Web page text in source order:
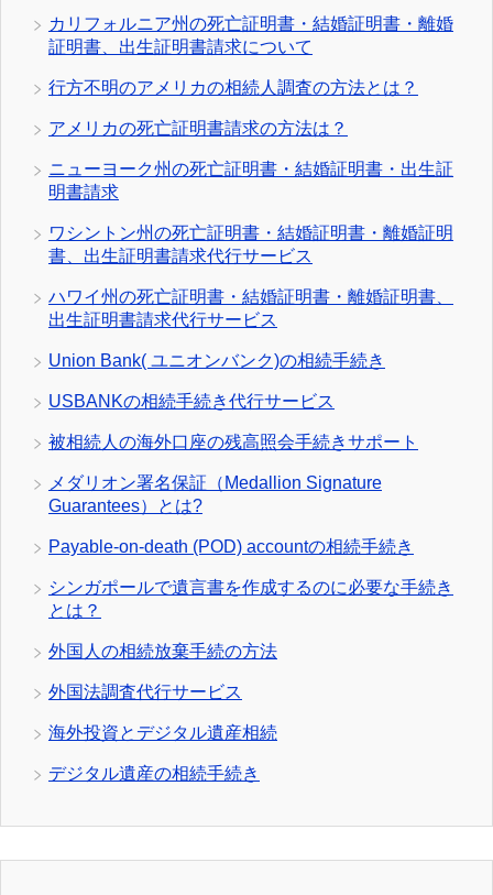
カリフォルニア州の死亡証明書・結婚証明書・離婚
証明書、出生証明書請求について
行方不明のアメリカの相続人調査の方法とは？
アメリカの死亡証明書請求の方法は？
ニューヨーク州の死亡証明書・結婚証明書・出生証
明書請求
ワシントン州の死亡証明書・結婚証明書・離婚証明
書、出生証明書請求代行サービス
ハワイ州の死亡証明書・結婚証明書・離婚証明書、
出生証明書請求代行サービス
Union Bank( ユニオンバンク)の相続手続き
USBANKの相続手続き代行サービス
被相続人の海外口座の残高照会手続きサポート
メダリオン署名保証（Medallion Signature
Guarantees）とは?
Payable-on-death (POD) accountの相続手続き
シンガポールで遺言書を作成するのに必要な手続き
とは？
外国人の相続放棄手続の方法
外国法調査代行サービス
海外投資とデジタル遺産相続
デジタル遺産の相続手続き